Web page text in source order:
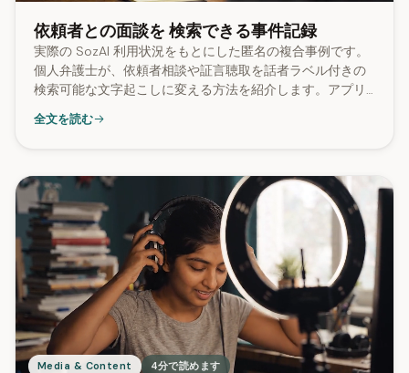
依頼者との面談を 検索できる事件記録
実際の SozAI 利用状況をもとにした匿名の複合事例です。
個人弁護士が、依頼者相談や証言聴取を話者ラベル付きの
検索可能な文字起こしに変える方法を紹介します。アプリ
全体では、文字起こしの99%に話者分離が含まれ、最長2.8
時間のファイルまで処理されています。
全文を読む
Media & Content 4分で読めます